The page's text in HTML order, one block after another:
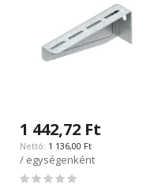
1 442,72 Ft
1 136,00 Ft
/ egységenként
Rating: